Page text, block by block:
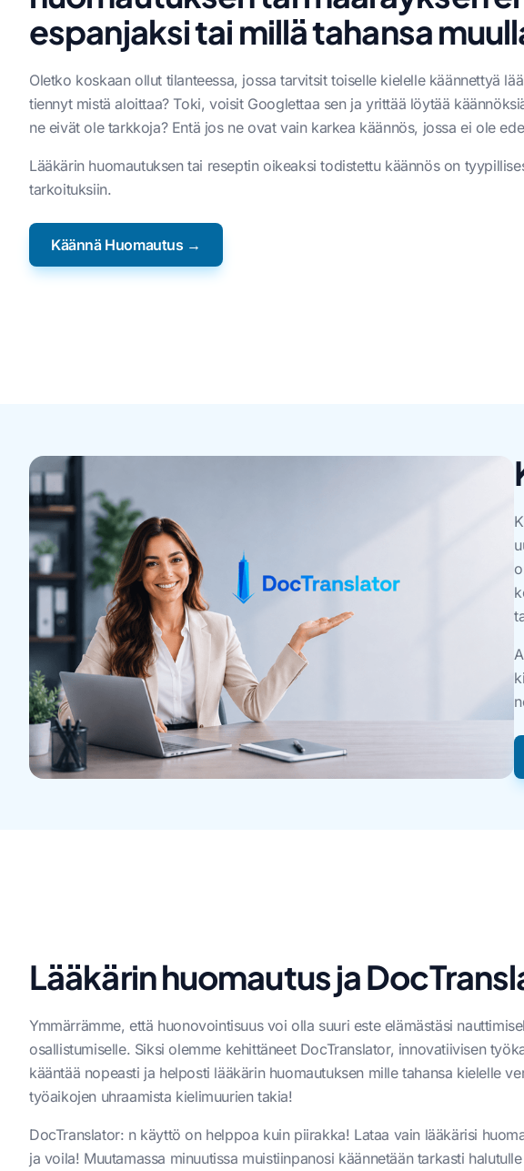
espanjaksi tai millä tahansa
Oletko koskaan ollut tilanteessa, jossa tarvitsit toiselle kielelle käännettyä
tiennyt mistä aloittaa? Toki, voisit Googlettaa sen ja yrittää löytää
ne eivät ole tarkkoja? Entä jos ne ovat vain karkea käännös, jossa ei ole
Lääkärin huomautuksen tai reseptin oikeaksi todistettu käännös on
tarkoituksiin.
Käännä Huomautus →
Lääkärin huomautus ja
Ymmärrämme, että huonovointisuus voi olla suuri este elämästäsi
osallistumiselle. Siksi olemme kehittäneet DocTranslator, innovatiivisen
kääntää nopeasti ja helposti lääkärin huomautuksen mille tahansa kielelle
työaikojen uhraamista kielimuurien takia!
DocTranslator: n käyttö on helppoa kuin piirakka! Lataa vain lääkärisi
ja voila! Muutamassa minuutissa muistiinpanosi käännetään tarkasti